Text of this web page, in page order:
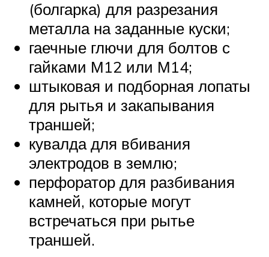
(болгарка) для разрезания
металла на заданные куски;
гаечные глючи для болтов с
гайками М12 или М14;
штыковая и подборная лопаты
для рытья и закапывания
траншей;
кувалда для вбивания
электродов в землю;
перфоратор для разбивания
камней, которые могут
встречаться при рытье
траншей.